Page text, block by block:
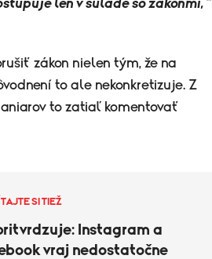
len v súlade so zákonmi, "
zákon nielen tým, že na
to ale nekonkretizuje. Z
to zatiaľ komentovať
SI TIEŽ
Instagram a
vraj nedostatočne